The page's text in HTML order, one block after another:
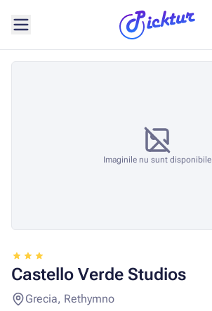
Imaginile nu sunt disponibile
Castello Verde Studios
Grecia, Rethymno